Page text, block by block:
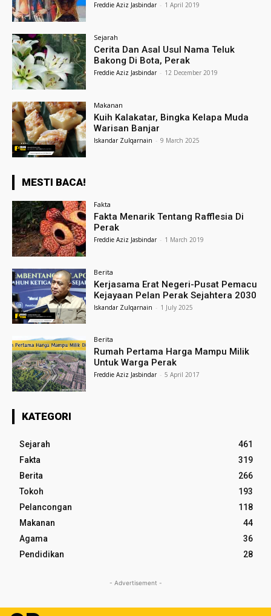
Freddie Aziz Jasbindar - 1 April 2019
Sejarah
Cerita Dan Asal Usul Nama Teluk
Bakong Di Bota, Perak
Freddie Aziz Jasbindar - 12 December 2019
Makanan
Kuih Kalakatar, Bingka Kelapa Muda
Warisan Banjar
Iskandar Zulqarnain - 9 March 2025
MESTI BACA!
Fakta
Fakta Menarik Tentang Rafflesia Di
Perak
Freddie Aziz Jasbindar - 1 March 2019
Berita
Kerjasama Erat Negeri-Pusat Pemacu
Kejayaan Pelan Perak Sejahtera 2030
Iskandar Zulqarnain - 1 July 2025
Berita
Rumah Pertama Harga Mampu Milik
Untuk Warga Perak
Freddie Aziz Jasbindar - 5 April 2017
KATEGORI
Sejarah
461
Fakta
319
Berita
266
Tokoh
193
Pelancongan
118
Makanan
44
Agama
36
Pendidikan
28
- Advertisement -